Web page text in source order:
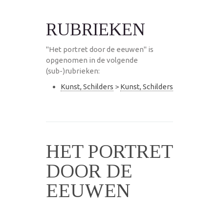
RUBRIEKEN
"Het portret door de eeuwen" is
opgenomen in de volgende
(sub-)rubrieken:
Kunst, Schilders > Kunst, Schilders
HET PORTRET
DOOR DE
EEUWEN